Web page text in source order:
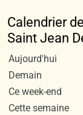
Calendrier
Saint Jean
Aujourd'hui
Demain
Ce week-end
Cette semaine